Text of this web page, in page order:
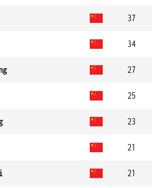
37
34
27
25
23
21
21